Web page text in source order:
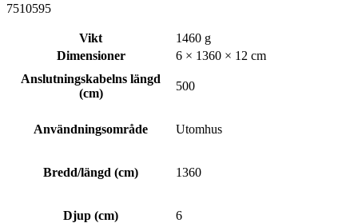
7510595
Vikt
1460 g
Dimensioner
6 × 1360 × 12 cm
Anslutningskabelns längd
(cm)
500
Användningsområde Utomhus
Bredd/längd (cm) 1360
Djup (cm) 6